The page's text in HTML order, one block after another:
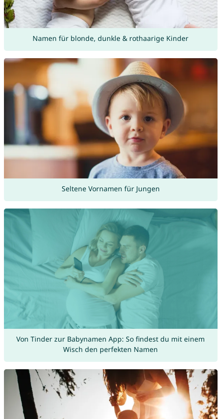
Namen für blonde, dunkle & rothaarige Kinder
Seltene Vornamen für Jungen
Von Tinder zur Babynamen App: So findest du mit einem
Wisch den perfekten Namen